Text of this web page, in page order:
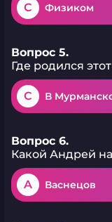
C Физиком
Вопрос 5.
Где родился
C В
Вопрос 6.
Какой Андрей
A Васнецов